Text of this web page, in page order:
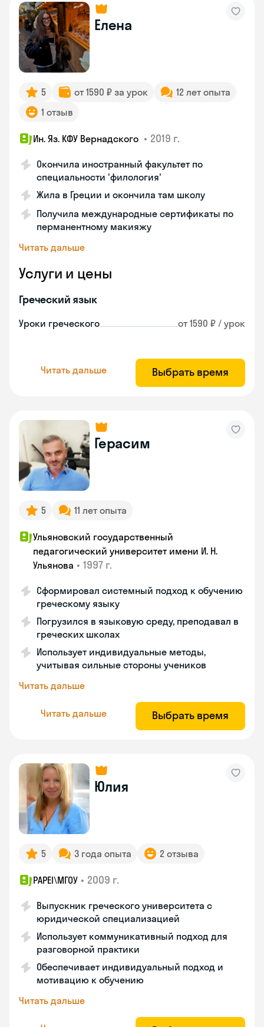
Елена
5 от 1590 ₽ за урок
12 лет опыта
1 отзыв
Ин. Яз. КФУ Вернадского • 2019 г.
Окончила иностранный факультет по
специальности 'филология'
Жила в Греции и окончила там школу
Получила международные сертификаты по
перманентному макияжу
Читать дальше
Услуги и цены
Греческий язык
Уроки греческого от 1590 ₽ / урок
Читать дальше Выбрать время
Герасим
5 11 лет опыта
Ульяновский государственный
педагогический университет имени И. Н.
Ульянова • 1997 г.
Сформировал системный подход к обучению
греческому языку
Погрузился в языковую среду, преподавал в
греческих школах
Использует индивидуальные методы,
учитывая сильные стороны учеников
Читать дальше
Читать дальше Выбрать время
Юлия
5 3 года опыта 2 отзыва
PAPEI\MГОУ • 2009 г.
Выпускник греческого университета с
юридической специализацией
Использует коммуникативный подход для
разговорной практики
Обеспечивает индивидуальный подход и
мотивацию к обучению
Читать дальше